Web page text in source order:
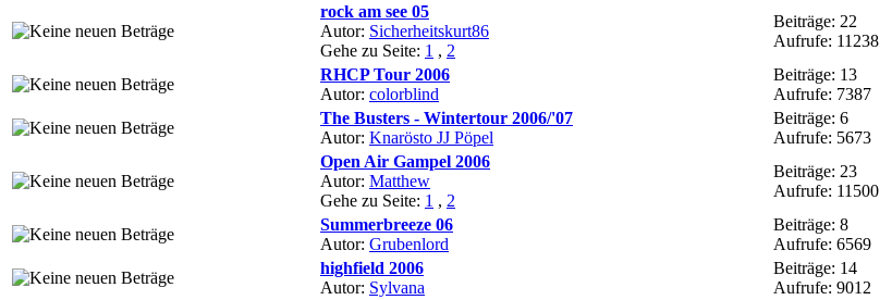
rock am see 05
Autor: Sicherheitskurt86
Gehe zu Seite: 1 , 2
Beiträge: 22
Aufrufe: 11238
RHCP Tour 2006
Autor: colorblind
Beiträge: 13
Aufrufe: 7387
The Busters - Wintertour 2006/'07
Autor: Knarösto JJ Pöpel
Beiträge: 6
Aufrufe: 5673
Open Air Gampel 2006
Autor: Matthew
Gehe zu Seite: 1 , 2
Beiträge: 23
Aufrufe: 11500
Summerbreeze 06
Autor: Grubenlord
Beiträge: 8
Aufrufe: 6569
highfield 2006
Autor: Sylvana
Beiträge: 14
Aufrufe: 9012